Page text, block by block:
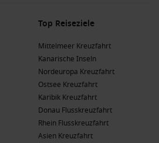
Top Reiseziele
Mittelmeer Kreuzfahrt
Kanarische Inseln
Nordeuropa Kreuzfahrt
Ostsee Kreuzfahrt
Karibik Kreuzfahrt
Donau Flusskreuzfahrt
Rhein Flusskreuzfahrt
Asien Kreuzfahrt